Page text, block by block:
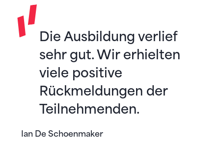
Ian De Schoenmaker
Die Ausbildung verlief
sehr gut. Wir erhielten
viele positive
Rückmeldungen der
Teilnehmenden.